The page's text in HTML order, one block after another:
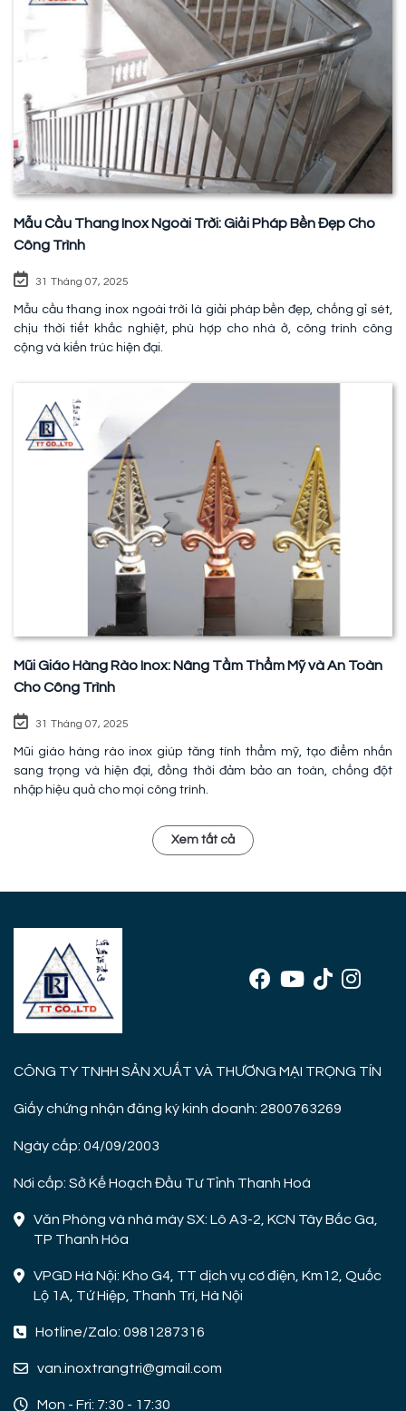
Mẫu Cầu Thang Inox Ngoài Trời: Giải Pháp Bền Đẹp Cho
Công Trình
31 Tháng 07, 2025
Mẫu cầu thang inox ngoài trời là giải pháp bền đẹp, chống gỉ sét,
chịu thời tiết khắc nghiệt, phù hợp cho nhà ở, công trình công
cộng và kiến trúc hiện đại.
Mũi Giáo Hàng Rào Inox: Nâng Tầm Thẩm Mỹ và An Toàn
Cho Công Trình
31 Tháng 07, 2025
Mũi giáo hàng rào inox giúp tăng tính thẩm mỹ, tạo điểm nhấn
sang trọng và hiện đại, đồng thời đảm bảo an toàn, chống đột
nhập hiệu quả cho mọi công trình.
Xem tất cả
CÔNG TY TNHH SẢN XUẤT VÀ THƯƠNG MẠI TRỌNG TÍN
Giấy chứng nhận đăng ký kinh doanh: 2800763269
Ngày cấp: 04/09/2003
Nơi cấp: Sở Kế Hoạch Đầu Tư Tỉnh Thanh Hoá
Văn Phòng và nhà máy SX: Lô A3-2, KCN Tây Bắc Ga,
TP Thanh Hóa
VPGD Hà Nội: Kho G4, TT dịch vụ cơ điện, Km12, Quốc
Lộ 1A, Tứ Hiệp, Thanh Trì, Hà Nội
Hotline/Zalo: 0981287316
van.inoxtrangtri@gmail.com
Mon - Fri: 7:30 - 17:30